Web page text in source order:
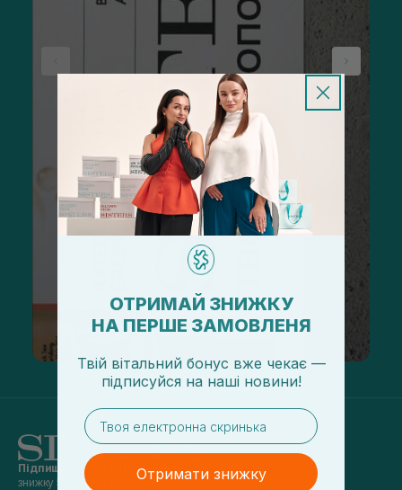
Підпишись на наші новинита отримуй
знижку 5% на перше замовлення
ОТРИМАЙ ЗНИЖКУ
НА ПЕРШЕ ЗАМОВЛЕНЯ
Твій вітальний бонус вже чекає —
підписуйся на наші новини!
email
Отримати знижку